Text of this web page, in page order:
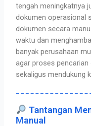
tengah meningkatnya
dokumen operasional
dokumen secara
waktu dan
banyak perusahaan
agar proses
sekaligus mendukung
Tantangan
Manual